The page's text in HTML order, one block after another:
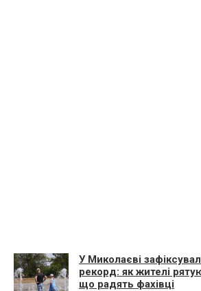
У Миколаєві
рекорд: як жителі
що радять фахівці